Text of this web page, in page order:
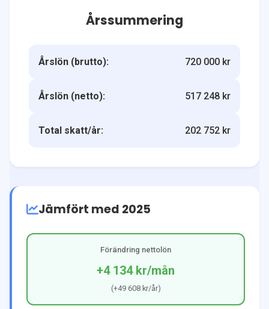
Årssummering
Årslön (brutto): 720 000 kr
Årslön (netto): 517 248 kr
Total skatt/år: 202 752 kr
Jämfört med 2025
Förändring nettolön
+4 134 kr/mån
(+49 608 kr/år)